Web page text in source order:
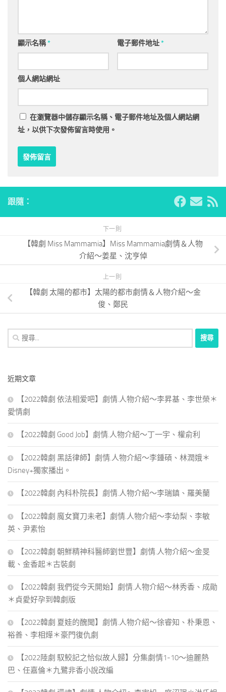
顯示名稱* 電子郵件地址*
個人網站網址
在瀏覽器中儲存顯示名稱、電子郵件地址及個人網站網
址，以供下次發佈留言時使用。
跟隨：
下一則
【韓劇 Miss Mammamia】Miss Mammamia劇情＆人物
介紹～姜星、沈亨倬
上一則
【韓劇 太陽的都市】太陽的都市劇情＆人物介紹～金
俊、鄭民
搜
尋
字:
近期文章
【2022韓劇 依法相爱吧】劇情.人物介紹～李昇基、李世榮＊
愛情劇
【2022韓劇 Good Job】劇情.人物介紹～丁一宇、權俞利
【2022韓劇 黑話律師】劇情.人物介紹～李鍾碩、林潤娥＊
Disney+獨家播出。
【2022韓劇 內科朴院長】劇情.人物介紹～李瑞鎮、羅美蘭
【2022韓劇 魔女寶刀未老】劇情.人物介紹～李幼梨、李敏
英、尹素怡
【2022韓劇 朝鮮精神科醫師劉世豐】劇情.人物介紹～金旻
載、金香起＊古裝劇
【2022韓劇 我們從今天開始】劇情.人物介紹～林秀香、成勛
＊貞愛好孕到韓劇版
【2022韓劇 夏娃的醜聞】劇情.人物介紹～徐睿知、朴秉恩、
裕善、李相燁＊豪門復仇劇
【2022陸劇 馭鮫記之恰似故人歸】分集劇情1-10～迪麗熱
巴、任嘉倫＊九鷺非香小說改編